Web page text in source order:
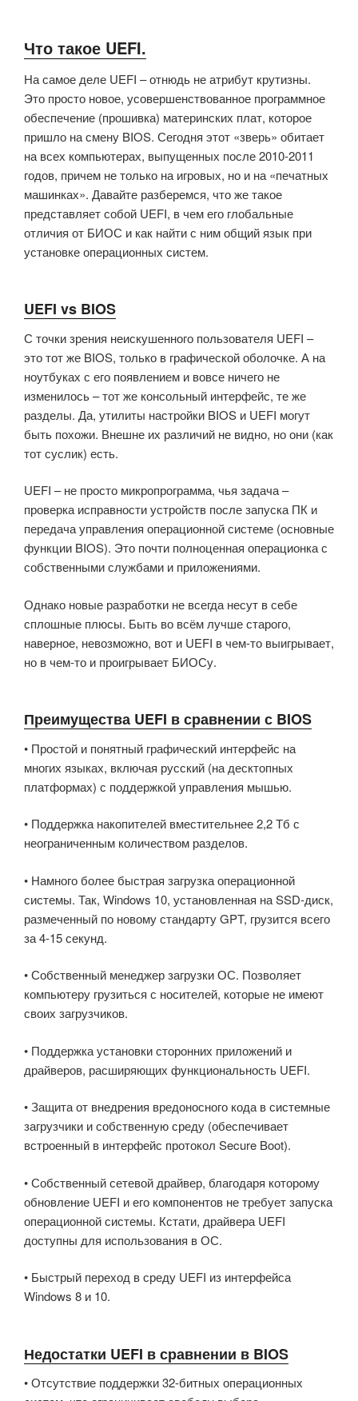
Что такое UEFI.
На самое деле UEFI – отнюдь не атрибут крутизны.
Это просто новое, усовершенствованное программное
обеспечение (прошивка) материнских плат, которое
пришло на смену BIOS. Сегодня этот «зверь» обитает
на всех компьютерах, выпущенных после 2010-2011
годов, причем не только на игровых, но и на «печатных
машинках». Давайте разберемся, что же такое
представляет собой UEFI, в чем его глобальные
отличия от БИОС и как найти с ним общий язык при
установке операционных систем.
UEFI vs BIOS
С точки зрения неискушенного пользователя UEFI –
это тот же BIOS, только в графической оболочке. А на
ноутбуках с его появлением и вовсе ничего не
изменилось – тот же консольный интерфейс, те же
разделы. Да, утилиты настройки BIOS и UEFI могут
быть похожи. Внешне их различий не видно, но они (как
тот суслик) есть.
UEFI – не просто микропрограмма, чья задача –
проверка исправности устройств после запуска ПК и
передача управления операционной системе (основные
функции BIOS). Это почти полноценная операционка с
собственными службами и приложениями.
Однако новые разработки не всегда несут в себе
сплошные плюсы. Быть во всём лучше старого,
наверное, невозможно, вот и UEFI в чем-то выигрывает,
но в чем-то и проигрывает БИОСу.
Преимущества UEFI в сравнении с BIOS
• Простой и понятный графический интерфейс на
многих языках, включая русский (на десктопных
платформах) с поддержкой управления мышью.
• Поддержка накопителей вместительнее 2,2 Тб с
неограниченным количеством разделов.
• Намного более быстрая загрузка операционной
системы. Так, Windows 10, установленная на SSD-диск,
размеченный по новому стандарту GPT, грузится всего
за 4-15 секунд.
• Собственный менеджер загрузки ОС. Позволяет
компьютеру грузиться с носителей, которые не имеют
своих загрузчиков.
• Поддержка установки сторонних приложений и
драйверов, расширяющих функциональность UEFI.
• Защита от внедрения вредоносного кода в системные
загрузчики и собственную среду (обеспечивает
встроенный в интерфейс протокол Secure Boot).
• Собственный сетевой драйвер, благодаря которому
обновление UEFI и его компонентов не требует запуска
операционной системы. Кстати, драйвера UEFI
доступны для использования в ОС.
• Быстрый переход в среду UEFI из интерфейса
Windows 8 и 10.
Недостатки UEFI в сравнении в BIOS
• Отсутствие поддержки 32-битных операционных